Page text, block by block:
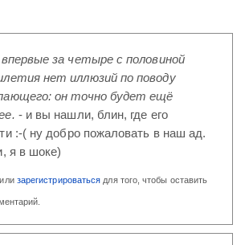
за четыре с половиной
нет иллюзий по поводу
он точно будет ещё
- и вы нашли, блин, где его
:-( ну добро пожаловать в наш ад.
я в шоке)
или зарегистрироваться для того, чтобы оставить